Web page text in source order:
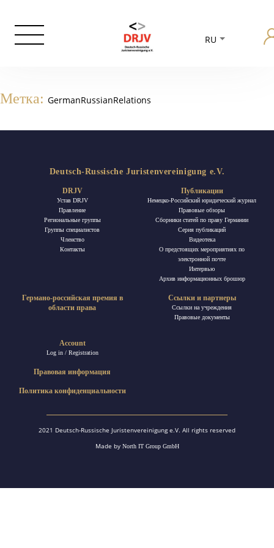
RU
Метка: GermanRussianRelations
Deutsch-Russische Juristenvereinigung e.V.
DRJV
Устав DRJV
Правление
Региональные группы
Группы специалистов
Членство
Контакты
Публикации
Немецко-Российский юридический журнал
Правовые обзоры
Сборники статей по праву Германии
Ceрия публикаций
Видеотека
О предстоящих мероприятиях по
электронной почте
Интервью
Архив информационных брошюр
Германо-российская премия в
области права
Account
Log in / Registration
Ссылки и партнеры
Ссылки на учреждения
Правовые документы
Правовая информация
Политика конфиденциальности
2021 Deutsch-Russische Juristenvereinigung e.V. All rights reserved
Made by North IT Group GmbH